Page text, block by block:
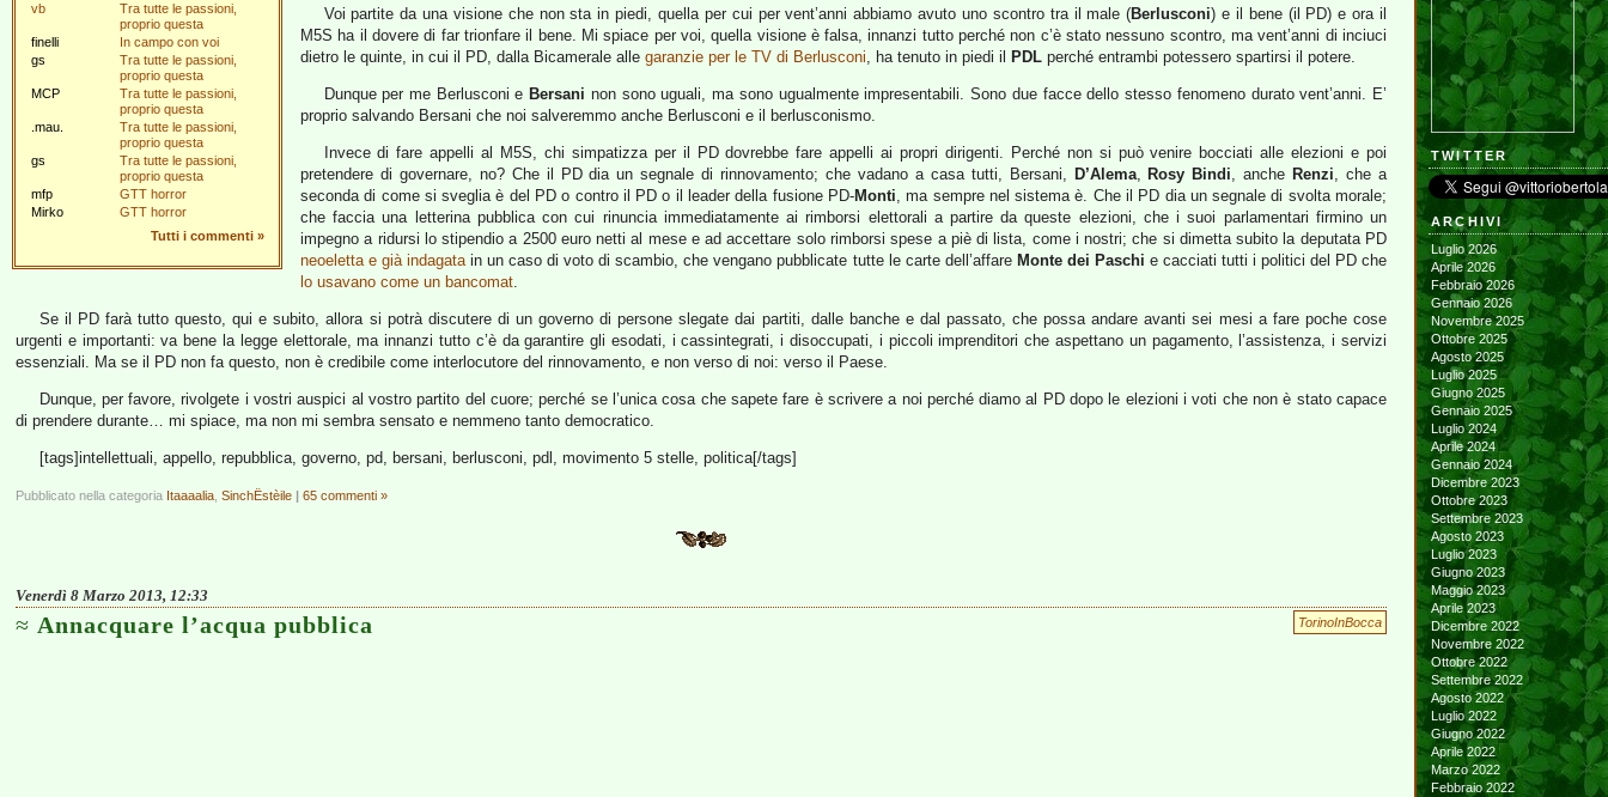
vb
Tra tutte le passioni,
proprio questa
finelli
In campo con voi
gs
Tra tutte le passioni,
proprio questa
MCP
Tra tutte le passioni,
proprio questa
.mau.
Tra tutte le passioni,
proprio questa
gs
Tra tutte le passioni,
proprio questa
mfp
GTT horror
Mirko
GTT horror
Tutti i commenti »
Voi partite da una visione che non sta in piedi, quella per cui per vent’anni abbiamo avuto uno scontro tra il male (Berlusconi) e il bene (il PD) e ora il
M5S ha il dovere di far trionfare il bene. Mi spiace per voi, quella visione è falsa, innanzi tutto perché non c’è stato nessuno scontro, ma vent’anni di inciuci
dietro le quinte, in cui il PD, dalla Bicamerale alle garanzie per le TV di Berlusconi, ha tenuto in piedi il PDL perché entrambi potessero spartirsi il potere.
Dunque per me Berlusconi e Bersani non sono uguali, ma sono ugualmente impresentabili. Sono due facce dello stesso fenomeno durato vent’anni. E’
proprio salvando Bersani che noi salveremmo anche Berlusconi e il berlusconismo.
Invece di fare appelli al M5S, chi simpatizza per il PD dovrebbe fare appelli ai propri dirigenti. Perché non si può venire bocciati alle elezioni e poi
pretendere di governare, no? Che il PD dia un segnale di rinnovamento; che vadano a casa tutti, Bersani, D’Alema, Rosy Bindi, anche Renzi, che a
seconda di come si sveglia è del PD o contro il PD o il leader della fusione PD-Monti, ma sempre nel sistema è. Che il PD dia un segnale di svolta morale;
che faccia una letterina pubblica con cui rinuncia immediatamente ai rimborsi elettorali a partire da queste elezioni, che i suoi parlamentari firmino un
impegno a ridursi lo stipendio a 2500 euro netti al mese e ad accettare solo rimborsi spese a piè di lista, come i nostri; che si dimetta subito la deputata PD
neoeletta e già indagatain un caso di voto di scambio, che vengano pubblicate tutte le carte dell’affare Monte dei Paschi e cacciati tutti i politici del PD che
lo usavano come un bancomat.
Se il PD farà tutto questo, qui e subito, allora si potrà discutere di un governo di persone slegate dai partiti, dalle banche e dal passato, che possa andare avanti sei mesi a fare poche cose
urgenti e importanti: va bene la legge elettorale, ma innanzi tutto c’è da garantire gli esodati, i cassintegrati, i disoccupati, i piccoli imprenditori che aspettano un pagamento, l’assistenza, i servizi
essenziali. Ma se il PD non fa questo, non è credibile come interlocutore del rinnovamento, e non verso di noi: verso il Paese.
Dunque, per favore, rivolgete i vostri auspici al vostro partito del cuore; perché se l’unica cosa che sapete fare è scrivere a noi perché diamo al PD dopo le elezioni i voti che non è stato capace
di prendere durante… mi spiace, ma non mi sembra sensato e nemmeno tanto democratico.
[tags]intellettuali, appello, repubblica, governo, pd, bersani, berlusconi, pdl, movimento 5 stelle, politica[/tags]
Pubblicato nella categoria Itaaaalia SinchËstèile | 65 commenti »
Venerdì 8 Marzo 2013, 12:33
TorinoInBocca
Annacquare l’acqua pubblica
TWITTER
ARCHIVI
Luglio 2026
Aprile 2026
Febbraio 2026
Gennaio 2026
Novembre 2025
Ottobre 2025
Agosto 2025
Luglio 2025
Giugno 2025
Gennaio 2025
Luglio 2024
Aprile 2024
Gennaio 2024
Dicembre 2023
Ottobre 2023
Settembre 2023
Agosto 2023
Luglio 2023
Giugno 2023
Maggio 2023
Aprile 2023
Dicembre 2022
Novembre 2022
Ottobre 2022
Settembre 2022
Agosto 2022
Luglio 2022
Giugno 2022
Aprile 2022
Marzo 2022
Febbraio 2022